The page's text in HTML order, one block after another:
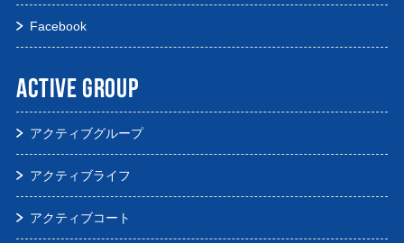
Facebook
ACTIVE GROUP
アクティブグループ
アクティブライフ
アクティブコート